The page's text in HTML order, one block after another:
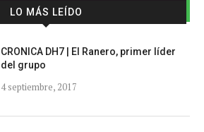
LO MÁS LEÍDO
CRONICA DH7 | El Ranero, primer líder
del grupo
4 septiembre, 2017